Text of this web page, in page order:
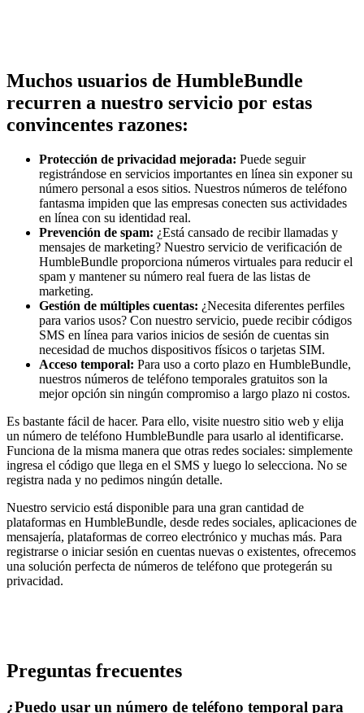
Muchos usuarios de HumbleBundle
recurren a nuestro servicio por estas
convincentes razones:
Protección de privacidad mejorada: Puede seguir
registrándose en servicios importantes en línea sin exponer su
número personal a esos sitios. Nuestros números de teléfono
fantasma impiden que las empresas conecten sus actividades
en línea con su identidad real.
Prevención de spam: ¿Está cansado de recibir llamadas y
mensajes de marketing? Nuestro servicio de verificación de
HumbleBundle proporciona números virtuales para reducir el
spam y mantener su número real fuera de las listas de
marketing.
Gestión de múltiples cuentas: ¿Necesita diferentes perfiles
para varios usos? Con nuestro servicio, puede recibir códigos
SMS en línea para varios inicios de sesión de cuentas sin
necesidad de muchos dispositivos físicos o tarjetas SIM.
Acceso temporal: Para uso a corto plazo en HumbleBundle,
nuestros números de teléfono temporales gratuitos son la
mejor opción sin ningún compromiso a largo plazo ni costos.
Es bastante fácil de hacer. Para ello, visite nuestro sitio web y elija
un número de teléfono HumbleBundle para usarlo al identificarse.
Funciona de la misma manera que otras redes sociales: simplemente
ingresa el código que llega en el SMS y luego lo selecciona. No se
registra nada y no pedimos ningún detalle.
Nuestro servicio está disponible para una gran cantidad de
plataformas en HumbleBundle, desde redes sociales, aplicaciones de
mensajería, plataformas de correo electrónico y muchas más. Para
registrarse o iniciar sesión en cuentas nuevas o existentes, ofrecemos
una solución perfecta de números de teléfono que protegerán su
privacidad.
Preguntas frecuentes
¿Puedo usar un número de teléfono temporal para